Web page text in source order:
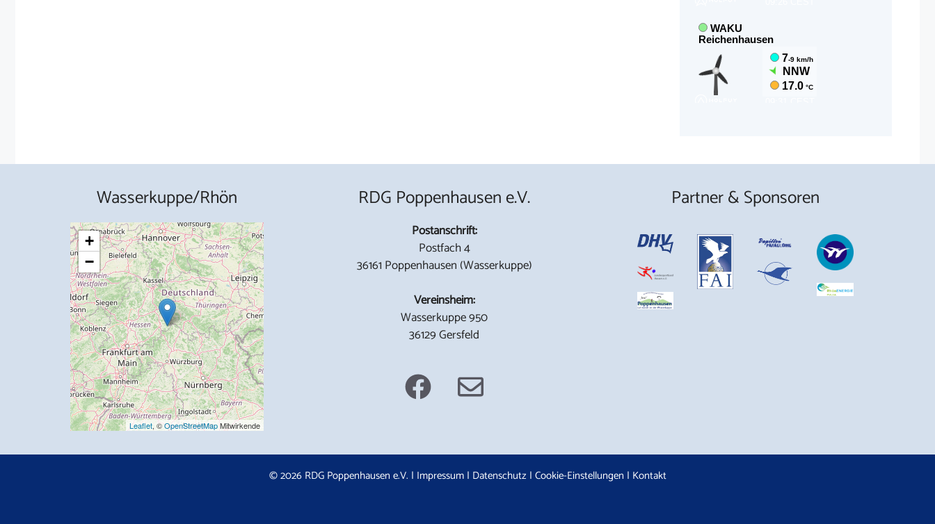
Wasserkuppe/Rhön
+
−
Leaflet, ©OpenStreetMapMitwirkende
RDG Poppenhausen e.V.
Postanschrift:
Postfach 4
36161 Poppenhausen (Wasserkuppe)
Vereinsheim:
Wasserkuppe 950
36129 Gersfeld
Partner & Sponsoren
© 2026 RDG Poppenhausen e.V. | Impressum| Datenschutz | Cookie-Einstellungen | Kontakt